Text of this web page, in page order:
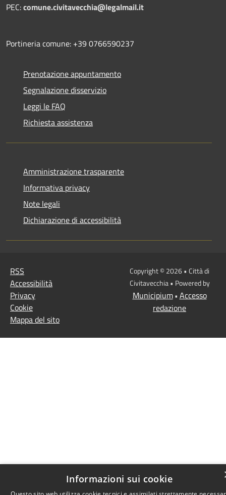
PEC:comune.civitavecchia@legalmail.it
Portineria comune: +39 0766590237
Prenotazione appuntamento
Segnalazione disservizio
Leggi le FAQ
Richiesta assistenza
Amministrazione trasparente
Informativa privacy
Note legali
Dichiarazione di accessibilità
RSS
Accessibilità
Privacy
Cookie
Mappa del sito
Copyright © 2026 • Città di
Civitavecchia • Powered by
Municipium• Accesso
redazione
Informazioni sui cookie